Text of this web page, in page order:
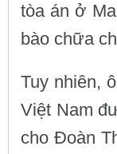
tòa án ở
bào chữa
Tuy nhiên,
Việt Nam
cho Đoàn